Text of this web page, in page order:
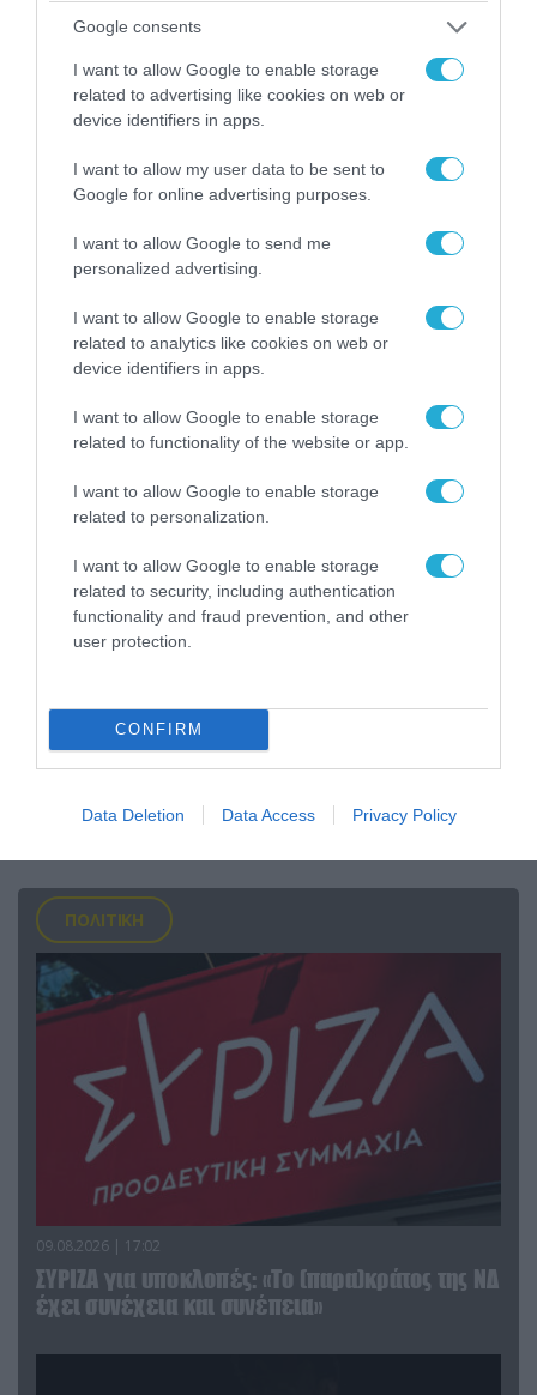
Google consents
I want to allow Google to enable storage
related to advertising like cookies on web or
device identifiers in apps.
I want to allow my user data to be sent to
Google for online advertising purposes.
I want to allow Google to send me
personalized advertising.
I want to allow Google to enable storage
related to analytics like cookies on web or
device identifiers in apps.
I want to allow Google to enable storage
related to functionality of the website or app.
I want to allow Google to enable storage
related to personalization.
I want to allow Google to enable storage
related to security, including authentication
functionality and fraud prevention, and other
user protection.
CONFIRM
Data Deletion Data Access Privacy Policy
09.08.2026 | 23:02
Νεοσύλλεκτοι Ουκρανοί στρατιώτες και
υπάλληλοι της TCC έτρεχαν πανικόβλητοι
09.08.2026 | 19:02
Ρωσικό Su-34 προκάλεσε τον όλεθρο σε
κτίριο με Ουκρανούς στη Ζαπορίζια – Δείτε
βίντεο
ΠΟΛΙΤΙΚΗ
09.08.2026 | 17:02
ΣΥΡΙΖΑ για υποκλοπές: «Το (παρα)κράτος της ΝΔ
έχει συνέχεια και συνέπεια»